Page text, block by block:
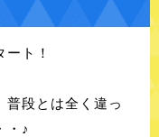
ト！
普段とは全く違っ
・♪